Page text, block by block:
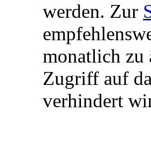
werden. Zur
monatlich zu
Zugriff auf
verhindert